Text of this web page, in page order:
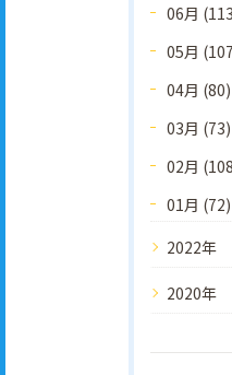
06月
05月
04月 (80)
03月 (73)
02月
01月 (72)
2022年
2020年